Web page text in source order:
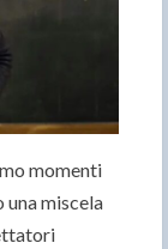
momenti
una miscela